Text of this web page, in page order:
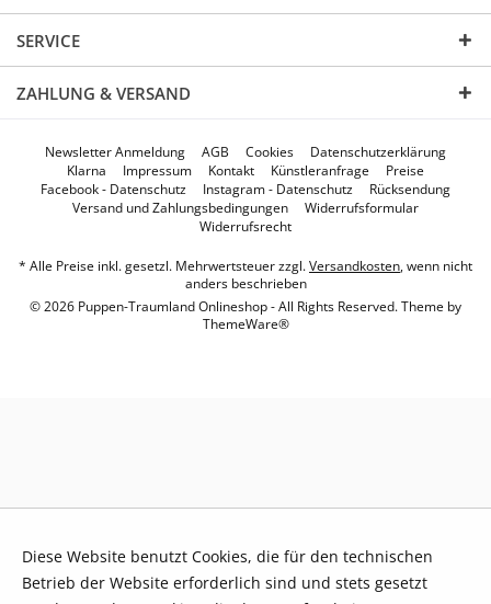
SERVICE
ZAHLUNG & VERSAND
Newsletter Anmeldung AGB Cookies
Datenschutzerklärung
Klarna
Impressum Kontakt Künstleranfrage
Preise
Facebook - Datenschutz
Instagram - Datenschutz
Rücksendung
Versand und Zahlungsbedingungen
Widerrufsformular
Widerrufsrecht
* Alle Preise inkl. gesetzl. Mehrwertsteuer zzgl.Versandkosten, wenn nicht
anders beschrieben
© 2026 Puppen-Traumland Onlineshop - All Rights Reserved. Theme by
ThemeWare®
Diese Website benutzt Cookies, die für den technischen
Betrieb der Website erforderlich sind und stets gesetzt